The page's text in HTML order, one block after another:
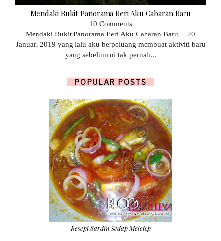
Mendaki Bukit Panorama Beri Aku Cabaran Baru
10 Comments
Mendaki Bukit Panorama Beri Aku Cabaran Baru | 20
Januari 2019 yang lalu aku berpeluang membuat aktiviti baru
yang sebelum ni tak pernah...
POPULAR POSTS
Resepi Sardin Sedap Meletop